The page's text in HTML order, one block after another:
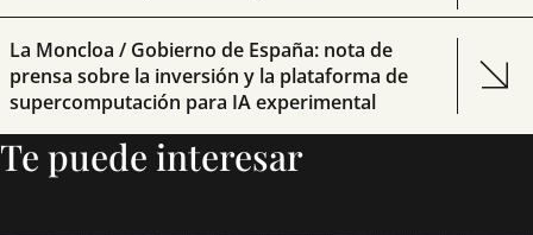
La Moncloa / Gobierno de España: nota de
prensa sobre la inversión y la plataforma de
supercomputación para IA experimental
Te puede interesar